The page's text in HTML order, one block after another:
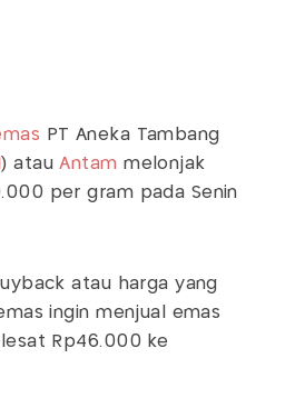
PT Aneka Tambang
) atauAntam melonjak
per gram pada Senin
atau harga yang
ingin menjual emas
Rp46.000 ke